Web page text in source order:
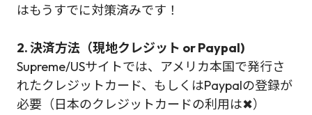
はもうすでに対策済みです！
2. 決済方法（現地クレジット or Paypal)
Supreme/USサイトでは、アメリカ本国で発行さ
れたクレジットカード、もしくはPaypalの登録が
必要（日本のクレジットカードの利用は✖）